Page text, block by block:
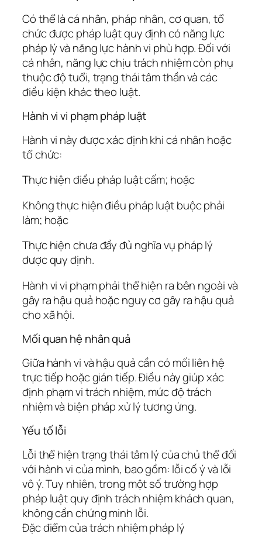
Có thể là cá nhân, pháp nhân, cơ quan, tổ
chức được pháp luật quy định có năng lực
pháp lý và năng lực hành vi phù hợp. Đối với
cá nhân, năng lực chịu trách nhiệm còn phụ
thuộc độ tuổi, trạng thái tâm thần và các
điều kiện khác theo luật.
Hành vi vi phạm pháp luật
Hành vi này được xác định khi cá nhân hoặc
tổ chức:
Thực hiện điều pháp luật cấm; hoặc
Không thực hiện điều pháp luật buộc phải
làm; hoặc
Thực hiện chưa đầy đủ nghĩa vụ pháp lý
được quy định.
Hành vi vi phạm phải thể hiện ra bên ngoài và
gây ra hậu quả hoặc nguy cơ gây ra hậu quả
cho xã hội.
Mối quan hệ nhân quả
Giữa hành vi và hậu quả cần có mối liên hệ
trực tiếp hoặc gián tiếp. Điều này giúp xác
định phạm vi trách nhiệm, mức độ trách
nhiệm và biện pháp xử lý tương ứng.
Yếu tố lỗi
Lỗi thể hiện trạng thái tâm lý của chủ thể đối
với hành vi của mình, bao gồm: lỗi cố ý và lỗi
vô ý. Tuy nhiên, trong một số trường hợp
pháp luật quy định trách nhiệm khách quan,
không cần chứng minh lỗi.
Đặc điểm của trách nhiệm pháp lý